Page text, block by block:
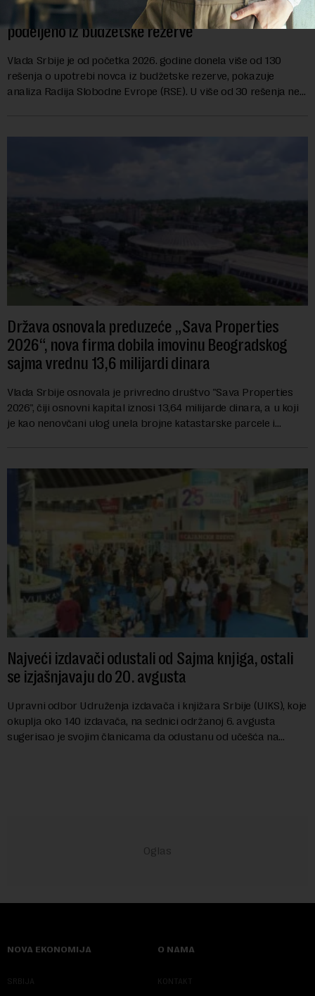
Od početka godine (barem) 122 miliona evra
podeljeno iz budžetske rezerve
Vlada Srbije je od početka 2026. godine donela više od 130
rešenja o upotrebi novca iz budžetske rezerve, pokazuje
analiza Radija Slobodne Evrope (RSE). U više od 30 rešenja ne
Država osnovala preduzeće „Sava Properties
2026“, nova firma dobila imovinu Beogradskog
sajma vrednu 13,6 milijardi dinara
Vlada Srbije osnovala je privredno društvo "Sava Properties
2026", čiji osnovni kapital iznosi 13,64 milijarde dinara, a u koji
je kao nenovčani ulog unela brojne katastarske parcele i
Najveći izdavači odustali od Sajma knjiga, ostali
se izjašnjavaju do 20. avgusta
Upravni odbor Udruženja izdavača i knjižara Srbije (UIKS), koje
okuplja oko 140 izdavača, na sednici održanoj 6. avgusta
sugerisao je svojim članicama da odustanu od učešća na
NOVA EKONOMIJA
SRBIJA
O NAMA
KONTAKT